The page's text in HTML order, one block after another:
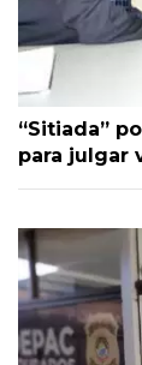
“Sitiada”
para julgar